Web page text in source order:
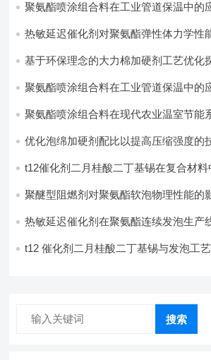
聚氨酯喷涂组合料在工业管道保温中的
热敏延迟催化剂对聚氨酯弹性体力学性
基于环保理念的大力棉加硬剂工艺优化
聚氨酯喷涂组合料在工业管道保温中的
聚氨酯喷涂组合料在现代农业温室节能
优化泡绵加硬剂配比以提高压缩强度的
t12催化剂二月桂酸二丁基锡在复合材
聚醚型阻燃剂对聚氨酯软泡物理性能的
热敏延迟催化剂在聚氨酯连续发泡生产
t12 催化剂二月桂酸二丁基锡与发泡工
搜索